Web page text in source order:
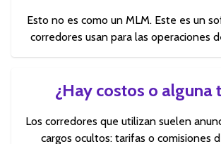
Esto no es como un MLM. Este es un
corredores usan para las operaciones
¿Hay costos o alguna
Los corredores que utilizan suelen
cargos ocultos: tarifas o comisiones